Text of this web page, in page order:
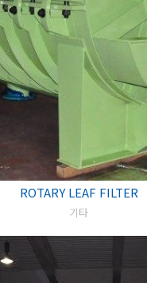
ROTARY LEAF FILTER
기타